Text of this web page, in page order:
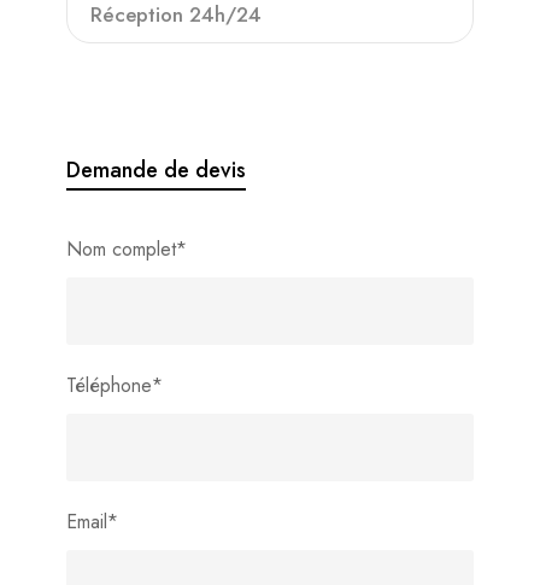
Réception 24h/24
Demande de devis
Nom complet*
Téléphone*
Email*